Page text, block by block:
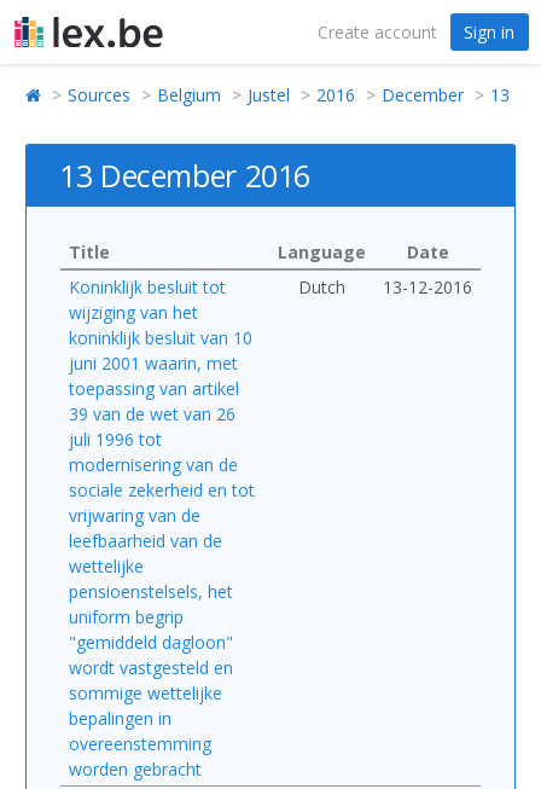
Create account Sign in
Sources Belgium Justel 2016 December 13
13 December 2016
Title Language
Date
Koninklijk besluit tot
wijziging van het
koninklijk besluit van 10
juni 2001 waarin, met
toepassing van artikel
39 van de wet van 26
juli 1996 tot
modernisering van de
sociale zekerheid en tot
vrijwaring van de
leefbaarheid van de
wettelijke
pensioenstelsels, het
uniform begrip
"gemiddeld dagloon"
wordt vastgesteld en
sommige wettelijke
bepalingen in
overeenstemming
worden gebracht
Dutch 13-12-2016